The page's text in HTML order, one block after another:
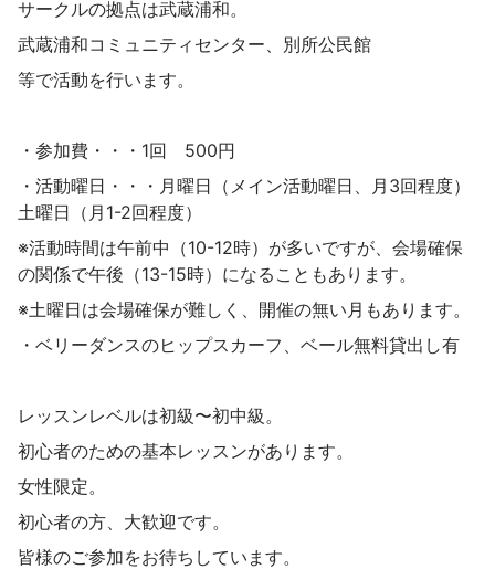
サークルの拠点は武蔵浦和。
武蔵浦和コミュニティセンター、別所公民館
等で活動を行います。
・参加費・・・1回 500円
・活動曜日・・・月曜日（メイン活動曜日、月3回程度）
土曜日（月1-2回程度）
※活動時間は午前中（10-12時）が多いですが、会場確保
の関係で午後（13-15時）になることもあります。
※土曜日は会場確保が難しく、開催の無い月もあります。
・ベリーダンスのヒップスカーフ、ベール無料貸出し有
レッスンレベルは初級〜初中級。
初心者のための基本レッスンがあります。
女性限定。
初心者の方、大歓迎です。
皆様のご参加をお待ちしています。